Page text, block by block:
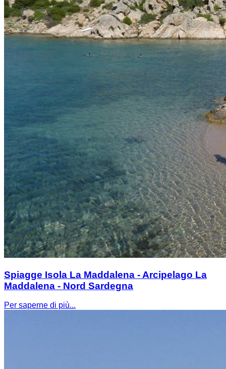
Spiagge Isola La Maddalena - Arcipelago La
Maddalena - Nord Sardegna
Per saperne di più...